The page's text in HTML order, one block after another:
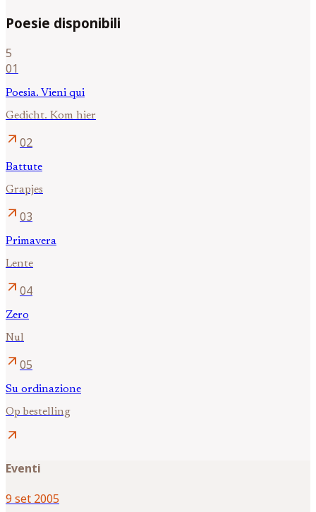
Poesie disponibili
5
01
Poesia. Vieni qui
Gedicht. Kom hier
arrow_outward 02
Battute
Grapjes
arrow_outward 03
Primavera
Lente
arrow_outward 04
Zero
Nul
arrow_outward 05
Su ordinazione
Op bestelling
arrow_outward
Eventi
9 set 2005